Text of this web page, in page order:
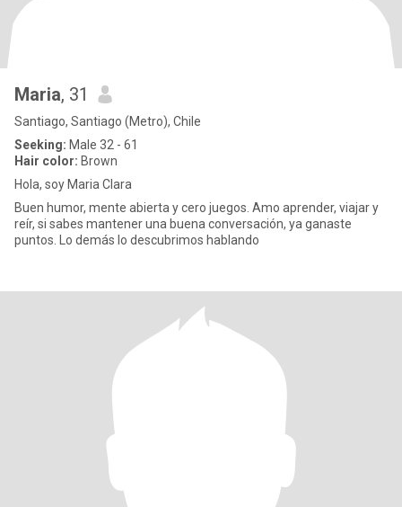
Maria, 31
Santiago, Santiago (Metro), Chile
Seeking: Male 32 - 61
Hair color: Brown
Hola, soy Maria Clara
Buen humor, mente abierta y cero juegos. Amo aprender, viajar y
reír, si sabes mantener una buena conversación, ya ganaste
puntos. Lo demás lo descubrimos hablando